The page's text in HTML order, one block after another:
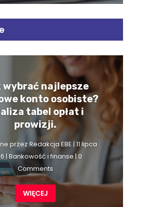
wybrać najlepsze
konto osobiste?
tabel opłat i
prowizji.
przezRedakcja EBE | 11 lipca
|Bankowość i finanse | 0
Comments
WIĘCEJ